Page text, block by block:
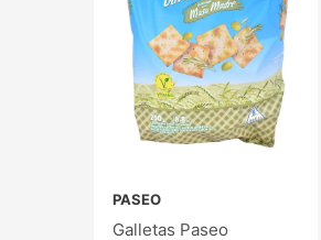
PASEO
Galletas Paseo